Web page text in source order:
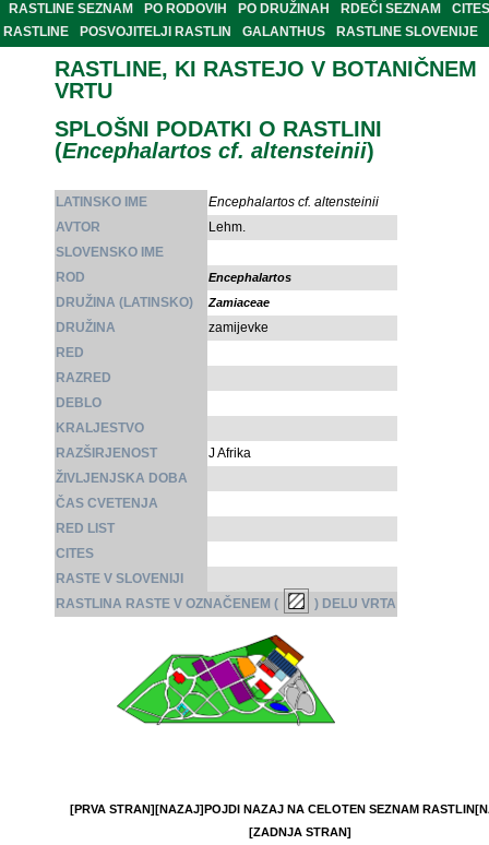
RASTLINE SEZNAM PO RODOVIH PO DRUŽINAH RDEČI SEZNAM
CITES
RASTLINE
POSVOJITELJI RASTLIN GALANTHUS RASTLINE SLOVENIJE
RASTLINE, KI RASTEJO V BOTANIČNEM
VRTU
SPLOŠNI PODATKI O RASTLINI
(Encephalartos cf. altensteinii)
LATINSKO IME
Encephalartos cf. altensteinii
AVTOR
Lehm.
SLOVENSKO IME
ROD
Encephalartos
DRUŽINA (LATINSKO) Zamiaceae
DRUŽINA
zamijevke
RED
RAZRED
DEBLO
KRALJESTVO
RAZŠIRJENOST
J Afrika
ŽIVLJENJSKA DOBA
ČAS CVETENJA
RED LIST
CITES
RASTE V SLOVENIJI
RASTLINA RASTE V OZNAČENEM (
) DELU VRTA
[PRVA STRAN][NAZAJ]POJDI NAZAJ NA CELOTEN SEZNAM RASTLIN
[ZADNJA STRAN]